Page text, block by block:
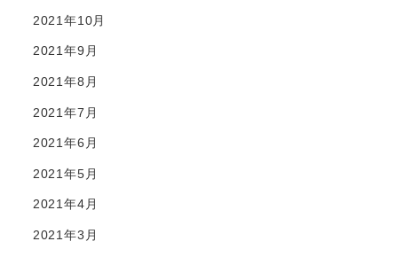
2021年10月
2021年9月
2021年8月
2021年7月
2021年6月
2021年5月
2021年4月
2021年3月